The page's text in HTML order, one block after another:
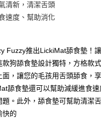
NT$899(含以上)免運費
清新，清潔舌頭
速度、幫助消化
Fuzzy推出LickiMat舔食墊！
款狗舔食墊設計獨特，方格款
面，讓您的毛孩用舌頭舔食，
舔食墊還可以幫助減緩進食
題。此外，舔食墊可幫助清潔
快的